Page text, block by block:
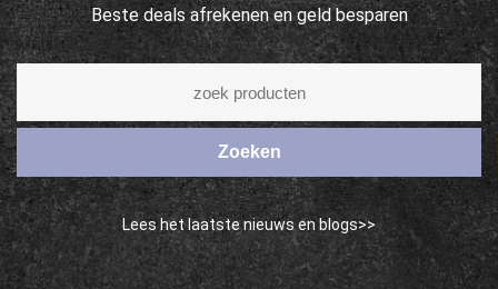
Beste deals afrekenen en geld besparen
Zoeken
Lees het laatste nieuws en blogs>>